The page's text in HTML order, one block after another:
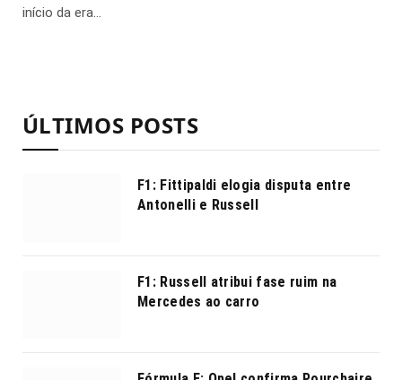
início da era…
ÚLTIMOS POSTS
F1: Fittipaldi elogia disputa entre
Antonelli e Russell
F1: Russell atribui fase ruim na
Mercedes ao carro